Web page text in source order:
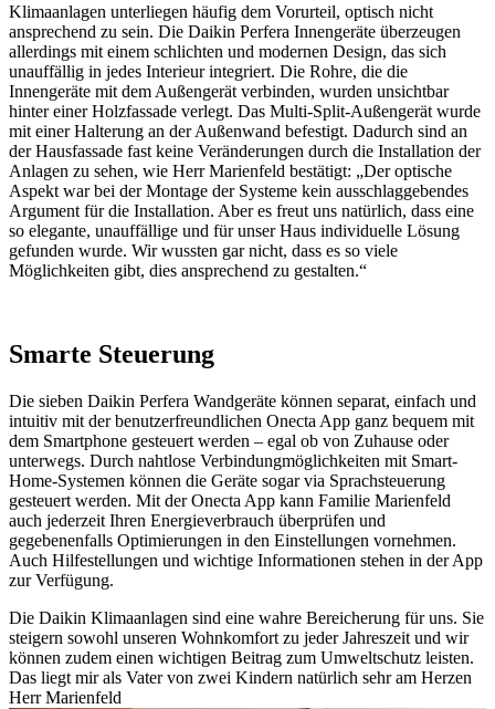
Klimaanlagen unterliegen häufig dem Vorurteil, optisch nicht
ansprechend zu sein. Die Daikin Perfera Innengeräte überzeugen
allerdings mit einem schlichten und modernen Design, das sich
unauffällig in jedes Interieur integriert. Die Rohre, die die
Innengeräte mit dem Außengerät verbinden, wurden unsichtbar
hinter einer Holzfassade verlegt. Das Multi-Split-Außengerät wurde
mit einer Halterung an der Außenwand befestigt. Dadurch sind an
der Hausfassade fast keine Veränderungen durch die Installation der
Anlagen zu sehen, wie Herr Marienfeld bestätigt: „Der optische
Aspekt war bei der Montage der Systeme kein ausschlaggebendes
Argument für die Installation. Aber es freut uns natürlich, dass eine
so elegante, unauffällige und für unser Haus individuelle Lösung
gefunden wurde. Wir wussten gar nicht, dass es so viele
Möglichkeiten gibt, dies ansprechend zu gestalten.“
Smarte Steuerung
Die sieben Daikin Perfera Wandgeräte können separat, einfach und
intuitiv mit der benutzerfreundlichen Onecta App ganz bequem mit
dem Smartphone gesteuert werden – egal ob von Zuhause oder
unterwegs. Durch nahtlose Verbindungmöglichkeiten mit Smart-
Home-Systemen können die Geräte sogar via Sprachsteuerung
gesteuert werden. Mit der Onecta App kann Familie Marienfeld
auch jederzeit Ihren Energieverbrauch überprüfen und
gegebenenfalls Optimierungen in den Einstellungen vornehmen.
Auch Hilfestellungen und wichtige Informationen stehen in der App
zur Verfügung.
Die Daikin Klimaanlagen sind eine wahre Bereicherung für uns. Sie
steigern sowohl unseren Wohnkomfort zu jeder Jahreszeit und wir
können zudem einen wichtigen Beitrag zum Umweltschutz leisten.
Das liegt mir als Vater von zwei Kindern natürlich sehr am Herzen
Herr Marienfeld